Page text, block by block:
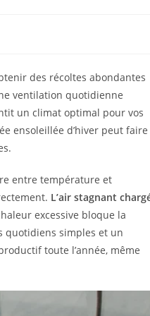
des récoltes abondantes
ventilation quotidienne
un climat optimal pour vos
ensoleillée d’hiver peut faire
entre température et
L’air stagnant
excessive bloque la
quotidiens simples et un
toute l’année, même